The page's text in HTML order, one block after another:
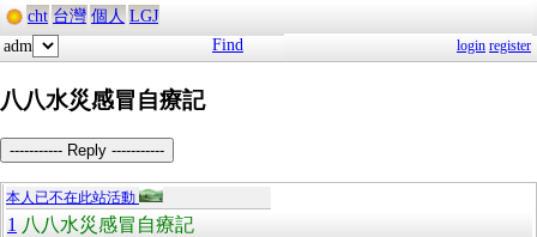
cht 台灣 個人 LGJ
adm
Find login register
八八水災感冒自療記
----------- Reply -----------
本人已不在此站活動
1 八八水災感冒自療記